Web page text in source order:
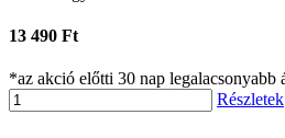
13 490 Ft
*az akció előtti 30 nap legalacsonyabb
Részletek